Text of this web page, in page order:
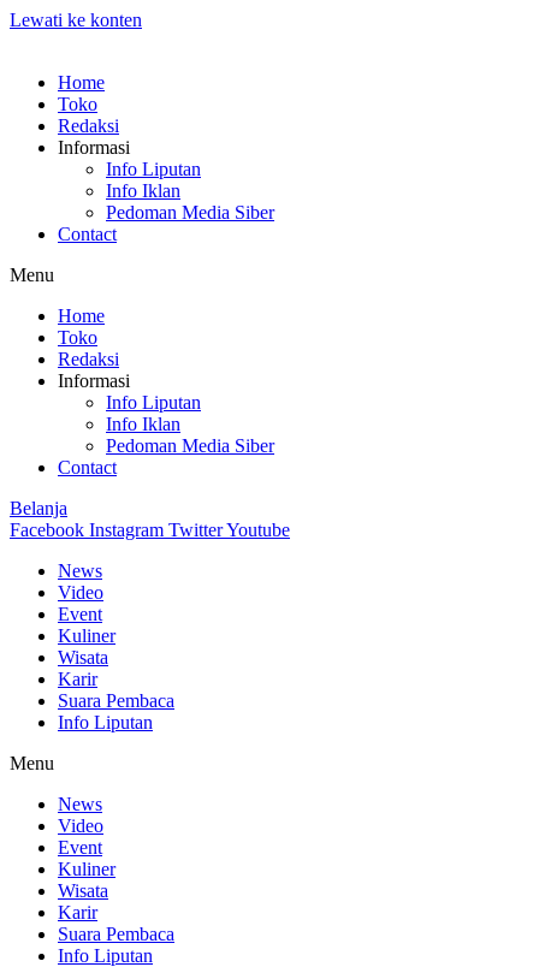
Lewati ke konten
Home
Toko
Redaksi
Informasi
Info Liputan
Info Iklan
Pedoman Media Siber
Contact
Menu
Home
Toko
Redaksi
Informasi
Info Liputan
Info Iklan
Pedoman Media Siber
Contact
Belanja
Facebook Instagram TwitterYoutube
News
Video
Event
Kuliner
Wisata
Karir
Suara Pembaca
Info Liputan
Menu
News
Video
Event
Kuliner
Wisata
Karir
Suara Pembaca
Info Liputan